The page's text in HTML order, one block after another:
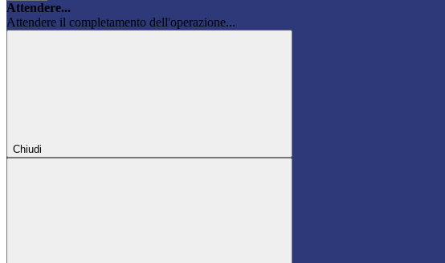
Attendere...
Attendere il completamento dell'operazione...
Chiudi